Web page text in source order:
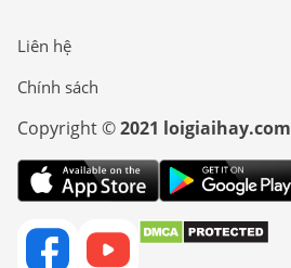
Liên hệ
Chính sách
Copyright ©2021 loigiaihay.com